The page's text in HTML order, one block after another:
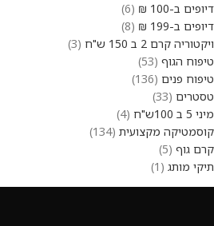
דיופים ב-100 ₪
6
דיופים ב-199 ₪
8
ויקטוריה קרם 2 ב 150 ש"ח
3
טיפוח הגוף 53
טיפוח פנים 136
טסטרים 33
מיני 5 ב 100ש"ח
4
קוסמטיקה מקצועית 134
קרם גוף 5
תיקי מותג
1